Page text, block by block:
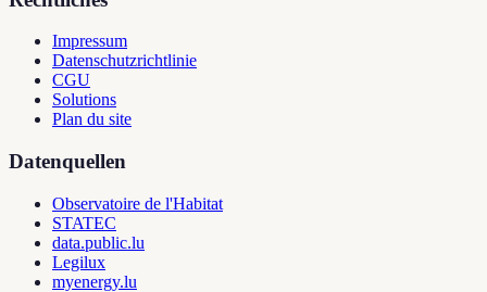
Impressum
Datenschutzrichtlinie
CGU
Solutions
Plan du site
Datenquellen
Observatoire de l'Habitat
STATEC
data.public.lu
Legilux
myenergy.lu